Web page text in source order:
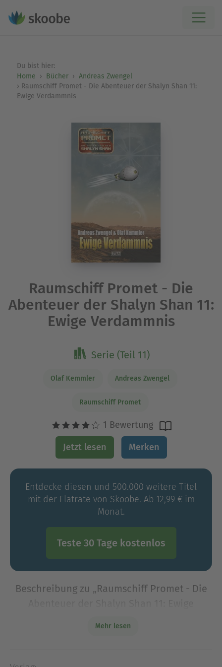
Du bist hier:
Home
Bücher
Andreas Zwengel
Raumschiff Promet - Die Abenteuer der Shalyn Shan 11:
Ewige Verdammnis
Raumschiff Promet - Die
Abenteuer der Shalyn Shan 11:
Ewige Verdammnis
Serie (Teil 11)
Olaf Kemmler Andreas Zwengel
Raumschiff Promet
1 Bewertung
Jetzt lesen Merken
Entdecke diesen und 500.000 weitere Titel
mit der Flatrate von Skoobe. Ab 12,99 € im
Monat.
Teste 30 Tage kostenlos
Beschreibung zu „Raumschiff Promet - Die
einen Ort, an dem unerklärliche Dinge
Mehr lesen